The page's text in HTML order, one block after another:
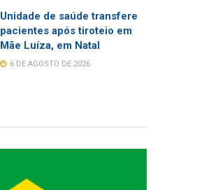
Unidade de saúde transfere
pacientes após tiroteio em
Mãe Luíza, em Natal
6 DE AGOSTO DE 2026